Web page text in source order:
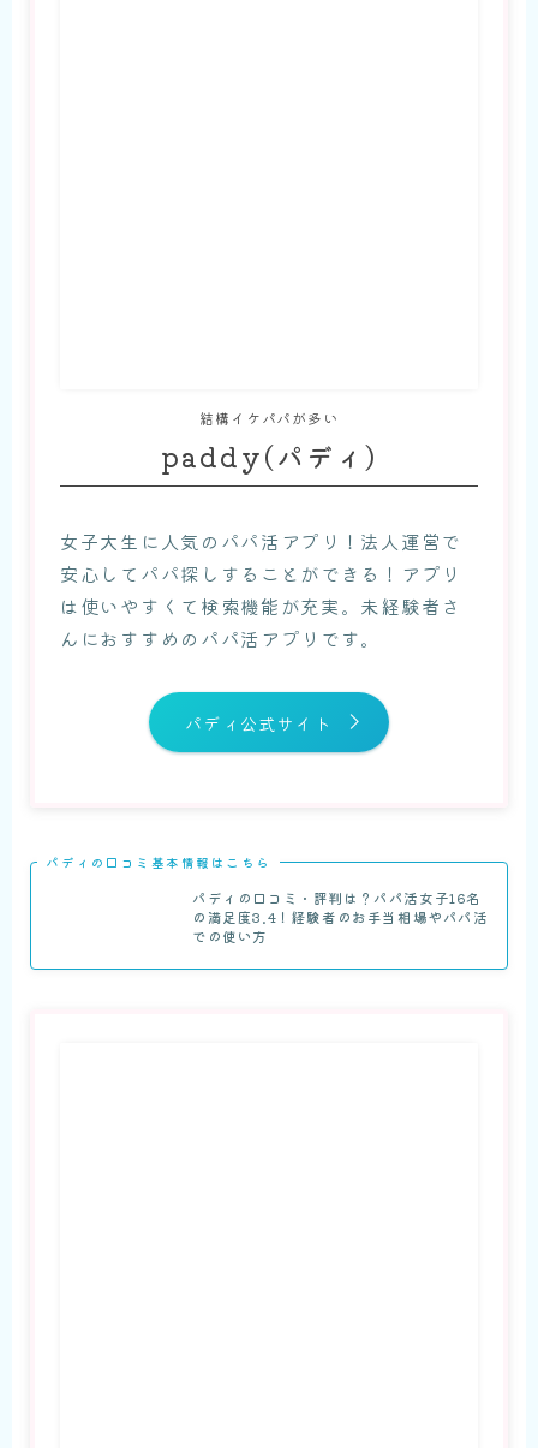
結構イケパパが多い
paddy(パディ)
女子大生に人気のパパ活アプリ！法人運営で
安心してパパ探しすることができる！アプリ
は使いやすくて検索機能が充実。未経験者さ
んにおすすめのパパ活アプリです。
パディ公式サイト
パディの口コミ基本情報はこちら
パディの口コミ・評判は？パパ活女子16名
の満足度3.4！経験者のお手当相場やパパ活
での使い方